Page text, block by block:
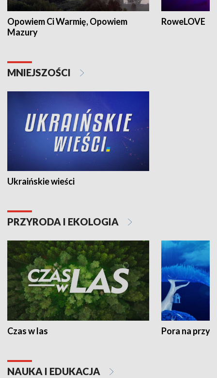
Opowiem Ci Warmię, Opowiem
Mazury
RoweLOVE
MNIEJSZOŚCI
Ukraińskie wieści
PRZYRODA I EKOLOGIA
Czas w las Pora na
NAUKA I EDUKACJA